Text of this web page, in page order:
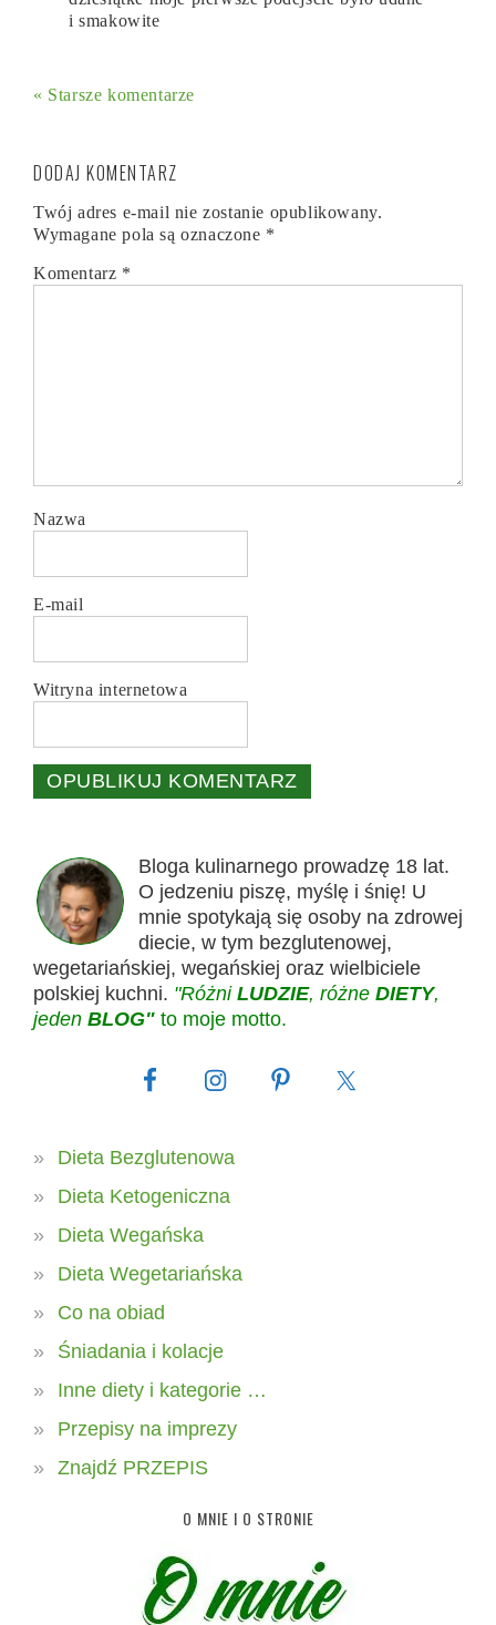
i smakowite
« Starsze komentarze
DODAJ KOMENTARZ
Twój adres e-mail nie zostanie opublikowany.
Wymagane pola są oznaczone *
Komentarz *
Nazwa
E-mail
Witryna internetowa
Bloga kulinarnego prowadzę 18 lat.
O jedzeniu piszę, myślę i śnię! U
mnie spotykają się osoby na zdrowej
diecie, w tym bezglutenowej,
wegetariańskiej, wegańskiej oraz wielbiciele
polskiej kuchni. "Różni LUDZIE, różne DIETY,
jeden BLOG" to moje motto.
Dieta Bezglutenowa
Dieta Ketogeniczna
Dieta Wegańska
Dieta Wegetariańska
Co na obiad
Śniadania i kolacje
Inne diety i kategorie …
Przepisy na imprezy
Znajdź PRZEPIS
O MNIE I O STRONIE